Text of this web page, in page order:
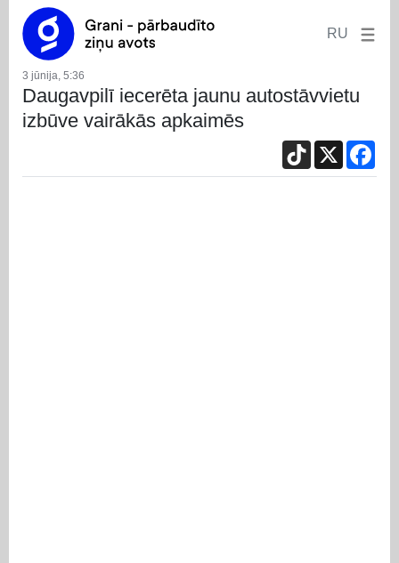
RU
3 jūnija, 5:36
Daugavpilī iecerēta jaunu autostāvvietu
izbūve vairākās apkaimēs
TikTok
X